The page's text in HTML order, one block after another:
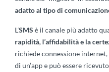
adatto al tipo di
L’SMS è il canale più adatto
rapidità, l’affidabilità e la
richiede connessione
di un’app e può essere